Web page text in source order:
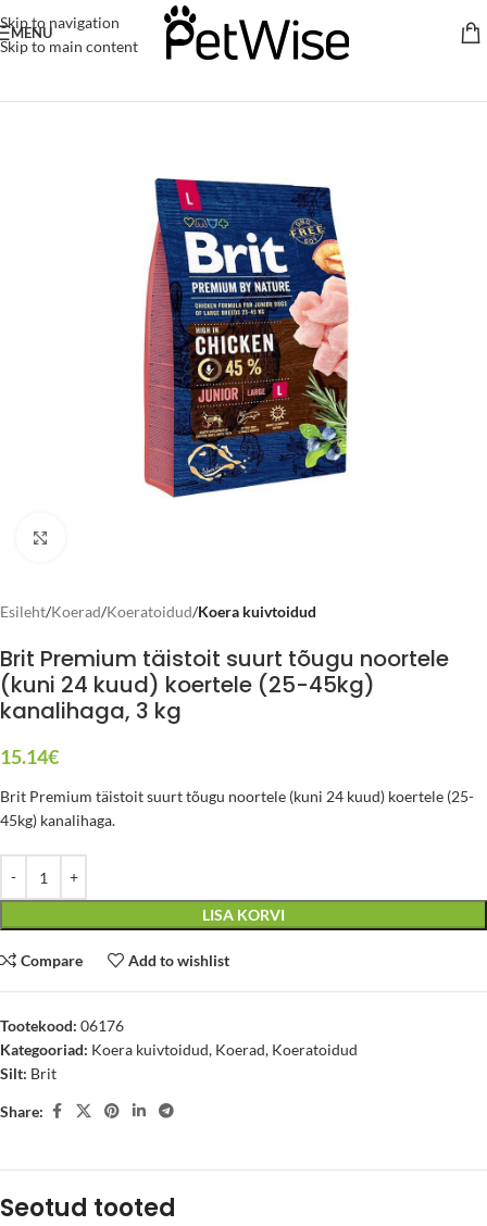
Skip to navigation
Skip to main content
MENU
Esileht Koerad Koeratoidud Koera kuivtoidud
Brit Premium täistoit suurt tõugu noortele
(kuni 24 kuud) koertele (25-45kg)
kanalihaga, 3 kg
15.14€
Brit Premium täistoit suurt tõugu noortele (kuni 24 kuud) koertele (25-
45kg) kanalihaga.
LISA KORVI
Compare Add to wishlist
Tootekood: 06176
Kategooriad: Koera kuivtoidud, Koerad, Koeratoidud
Silt: Brit
Share:
Seotud tooted